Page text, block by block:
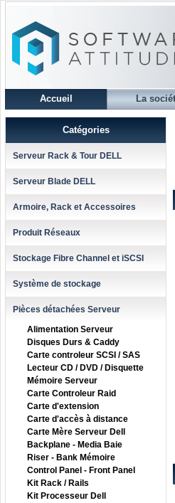
Accueil La
Catégories
Serveur Rack & Tour DELL
Serveur Blade DELL
Armoire, Rack et Accessoires
Produit Réseaux
Stockage Fibre Channel et iSCSI
Système de stockage
Pièces détachées Serveur
Alimentation Serveur
Disques Durs & Caddy
Carte controleur SCSI / SAS
Lecteur CD / DVD / Disquette
Mémoire Serveur
Carte Controleur Raid
Carte d'extension
Carte d'accès à distance
Carte Mère Serveur Dell
Backplane - Media Baie
Riser - Bank Mémoire
Control Panel - Front Panel
Kit Rack / Rails
Kit Processeur Dell